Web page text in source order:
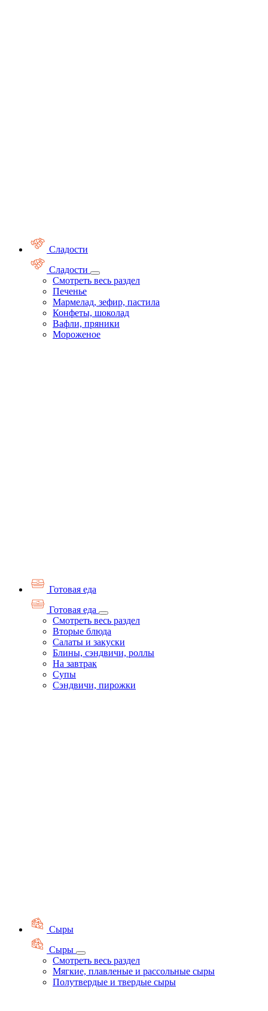
Сладости
Сладости
Смотреть весь раздел
Печенье
Мармелад, зефир, пастила
Конфеты, шоколад
Вафли, пряники
Мороженое
Готовая еда
Готовая еда
Смотреть весь раздел
Вторые блюда
Салаты и закуски
Блины, сэндвичи, роллы
На завтрак
Супы
Сэндвичи, пирожки
Сыры
Сыры
Смотреть весь раздел
Мягкие, плавленые и рассольные сыры
Полутвердые и твердые сыры